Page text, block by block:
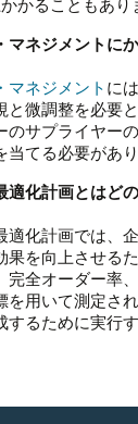
マネジメントに
マネジメント に
と微調整を必要
のサプライヤー
てる必要があり
適化計画とはど
適化計画では、
果を向上させる
完全オーダー率
を用いて測定さ
するために実行